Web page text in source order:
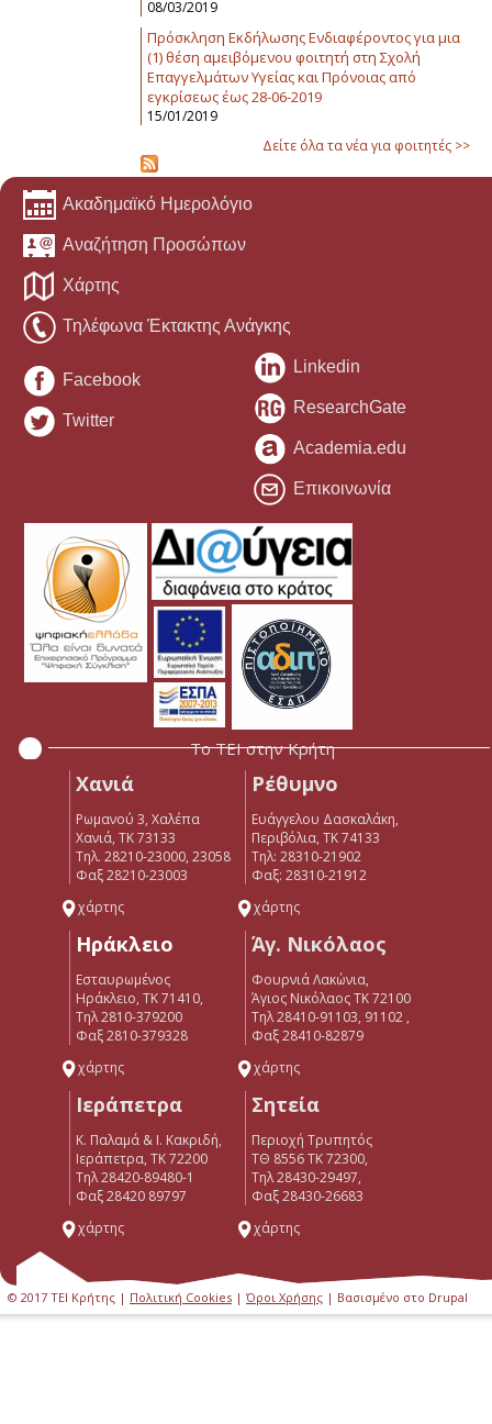
08/03/2019
Πρόσκληση Εκδήλωσης Ενδιαφέροντος για μια
(1) θέση αμειβόμενου φοιτητή στη Σχολή
Επαγγελμάτων Υγείας και Πρόνοιας από
εγκρίσεως έως 28-06-2019
15/01/2019
Δείτε όλα τα νέα για φοιτητές >>
Ακαδημαϊκό Ημερολόγιο
Αναζήτηση Προσώπων
Χάρτης
Τηλέφωνα Έκτακτης Ανάγκης
Facebook
Twitter
Linkedin
ResearchGate
Academia.edu
Επικοινωνία
Το ΤΕΙ στην Κρήτη
Χανιά
Ρωμανού 3, Χαλέπα
Χανιά, ΤΚ 73133
Τηλ. 28210-23000, 23058
Φαξ 28210-23003
χάρτης
Ρέθυμνο
Ευάγγελου Δασκαλάκη,
Περιβόλια, ΤΚ 74133
Tηλ: 28310-21902
Φαξ: 28310-21912
χάρτης
Ηράκλειο
Εσταυρωμένος
Ηράκλειο, ΤΚ 71410,
Τηλ 2810-379200
Φαξ 2810-379328
χάρτης
Άγ. Νικόλαος
Φουρνιά Λακώνια,
Άγιος Νικόλαος ΤΚ 72100
Τηλ 28410-91103, 91102 ,
Φαξ 28410-82879
χάρτης
Ιεράπετρα
Κ. Παλαμά & Ι. Κακριδή,
Ιεράπετρα, ΤΚ 72200
Tηλ 28420-89480-1
Φαξ 28420 89797
χάρτης
Σητεία
Περιοχή Τρυπητός
ΤΘ 8556 ΤΚ 72300,
Τηλ 28430-29497,
Φαξ 28430-26683
χάρτης
© 2017 ΤΕΙ Κρήτης | Πολιτική Cookies | Όροι Χρήσης | Βασισμένο στο Drupal